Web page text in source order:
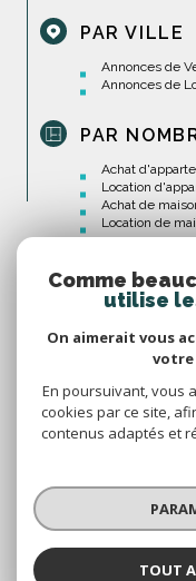
PAR VILLE
Annonces de
Annonces de
PAR
Achat
Location
Achat de
Location de
© 2026 | TOUS DROITS
PLAN
Comme
utilise
On aimerait vous
votre
En poursuivant, vous
cookies par ce site,
contenus adaptés et
TOUT